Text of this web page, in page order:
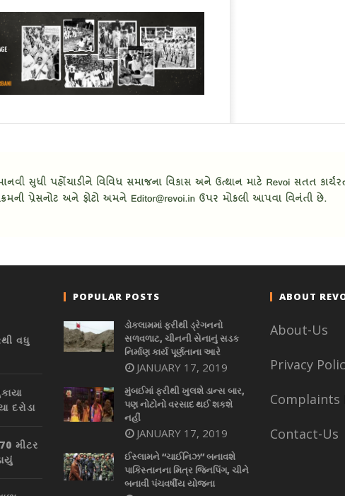
વધુ
દરોડા
મીટર
POPULAR POSTS
ડોકલામમાં ફરીથી ડ્રેગનનો
સળવળાટ, ચીનની સેનાનું સડક
નિર્માણ કાર્ય પૂર્ણતાના આરે
JANUARY 17, 2019
મુંબઈમાં ફરીથી ખુલશે ડાન્સ બાર,
પણ નોટોનો વરસાદ થઈ શકશે
નહીં
JANUARY 17, 2019
ઈસ્લામને “ચાઈનિઝ” બનાવશે
પાકિસ્તાનના મિત્ર જિનપિંગ, ચીને
બનાવી પંચવર્ષીય યોજના
ABOUT
About-Us
Privacy
Complaints
Contact-Us